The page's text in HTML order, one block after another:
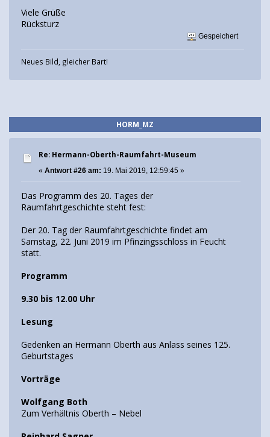
Viele Grüße
Rücksturz
Gespeichert
Neues Bild, gleicher Bart!
HORM_MZ
Re: Hermann-Oberth-Raumfahrt-Museum
« Antwort #26 am: 19. Mai 2019, 12:59:45 »
Das Programm des 20. Tages der
Raumfahrtgeschichte steht fest:
Der 20. Tag der Raumfahrtgeschichte findet am
Samstag, 22. Juni 2019 im Pfinzingsschloss in Feucht
statt.
Programm
9.30 bis 12.00 Uhr
Lesung
Gedenken an Hermann Oberth aus Anlass seines 125.
Geburtstages
Vorträge
Wolfgang Both
Zum Verhältnis Oberth – Nebel